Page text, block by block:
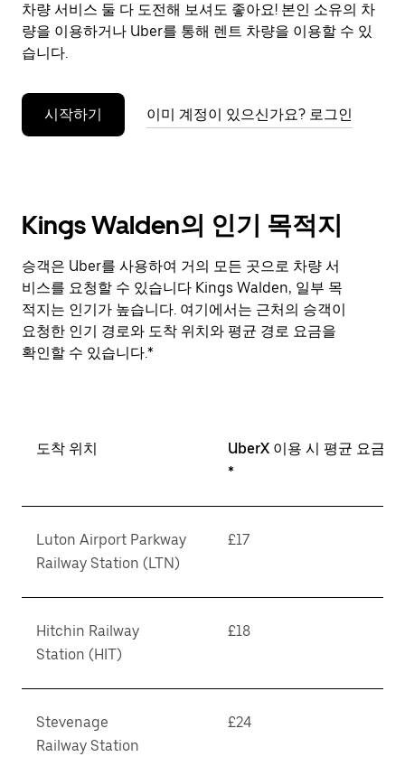
Esc
키
를
누
세
차량 서비스 둘 다 도전해 보셔도 좋아요! 본인 소유의 차
량을 이용하거나 Uber를 통해 렌트 차량을 이용할 수 있
습니다.
시작하기 이미 계정이 있으신가요? 로그인
Kings Walden의 인기 목적지
승객은 Uber를 사용하여 거의 모든 곳으로 차량 서
비스를 요청할 수 있습니다 Kings Walden, 일부 목
적지는 인기가 높습니다. 여기에서는 근처의 승객이
요청한 인기 경로와 도착 위치와 평균 경로 요금을
확인할 수 있습니다.*
도착 위치
UberX 이용 시 평균 요금
*
Luton Airport Parkway
Railway Station (LTN)
£17
Hitchin Railway
Station (HIT)
£18
Stevenage
Railway Station
£24